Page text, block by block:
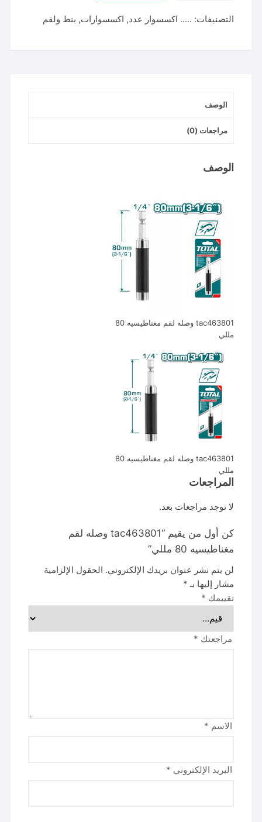
لقم
التصنيفات: ..... اكسسوار عدد, اكسسوارات, بنط ولقم
الوصف
مراجعات (0)
الوصف
tac463801 وصله لقم مغناطيسيه 80
مللي
tac463801 وصله لقم مغناطيسيه 80
مللي
المراجعات
لا توجد مراجعات بعد.
كن أول من يقيم “tac463801 وصله لقم
مغناطيسيه 80 مللي”
لن يتم نشر عنوان بريدك الإلكتروني. الحقول الإلزامية
مشار إليها بـ *
تقييمك *
مراجعتك *
الاسم *
البريد الإلكتروني *